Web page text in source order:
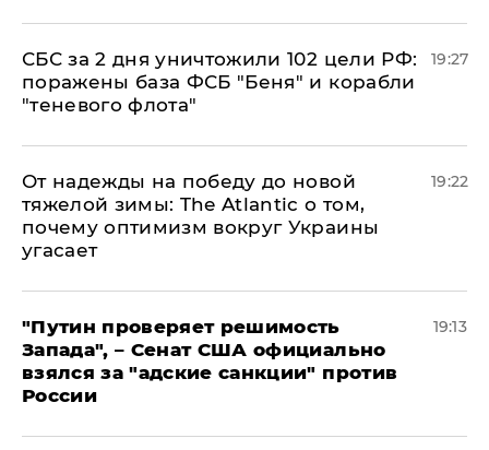
СБС за 2 дня уничтожили 102 цели РФ:
поражены база ФСБ "Беня" и корабли
"теневого флота"
19:27
От надежды на победу до новой
тяжелой зимы: The Atlantic о том,
почему оптимизм вокруг Украины
угасает
19:22
"Путин проверяет решимость
Запада", – Сенат США официально
взялся за "адские санкции" против
России
19:13